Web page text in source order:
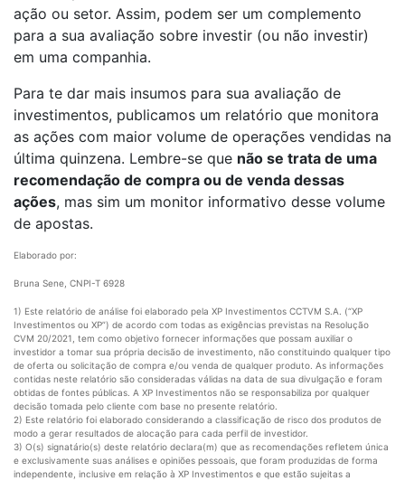
ação ou setor. Assim, podem ser um complemento
para a sua avaliação sobre investir (ou não investir)
em uma companhia.
Para te dar mais insumos para sua avaliação de
investimentos, publicamos um relatório que monitora
as ações com maior volume de operações vendidas na
última quinzena. Lembre-se que não se trata de uma
recomendação de compra ou de venda dessas
ações, mas sim um monitor informativo desse volume
de apostas.
Elaborado por:
Bruna Sene, CNPI-T 6928
1) Este relatório de análise foi elaborado pela XP Investimentos CCTVM S.A. (“XP
Investimentos ou XP”) de acordo com todas as exigências previstas na Resolução
CVM 20/2021, tem como objetivo fornecer informações que possam auxiliar o
investidor a tomar sua própria decisão de investimento, não constituindo qualquer tipo
de oferta ou solicitação de compra e/ou venda de qualquer produto. As informações
contidas neste relatório são consideradas válidas na data de sua divulgação e foram
obtidas de fontes públicas. A XP Investimentos não se responsabiliza por qualquer
decisão tomada pelo cliente com base no presente relatório.
2) Este relatório foi elaborado considerando a classificação de risco dos produtos de
modo a gerar resultados de alocação para cada perfil de investidor.
3) O(s) signatário(s) deste relatório declara(m) que as recomendações refletem única
e exclusivamente suas análises e opiniões pessoais, que foram produzidas de forma
independente, inclusive em relação à XP Investimentos e que estão sujeitas a